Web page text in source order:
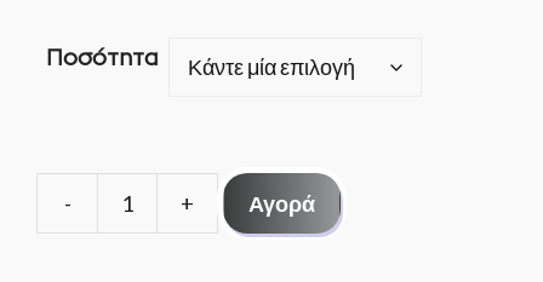
Ποσότητα
ΘΕΡΜΟΕΚΤΟΝΩΤΙΚΗ
Αγορά